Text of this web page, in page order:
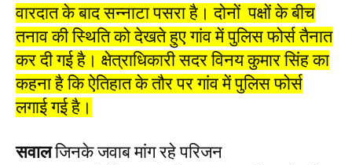
वारदात के बाद सन्नाटा पसरा है। दोनों पक्षों के बीच
तनाव की स्थिति को देखते हुए गांव में पुलिस फोर्स तैनात
कर दी गई है। क्षेत्राधिकारी सदर विनय कुमार सिंह का
कहना है कि ऐतिहात के तौर पर गांव में पुलिस फोर्स
लगाई गई है।
सवालजिनके जवाब मांग रहे परिजन